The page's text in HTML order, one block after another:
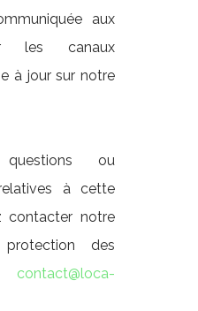
aux
les canaux
à jour sur notre
ou
à cette
contacter notre
des
contact@loca-